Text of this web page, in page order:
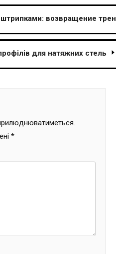
возвращение
для натяжних стель
*